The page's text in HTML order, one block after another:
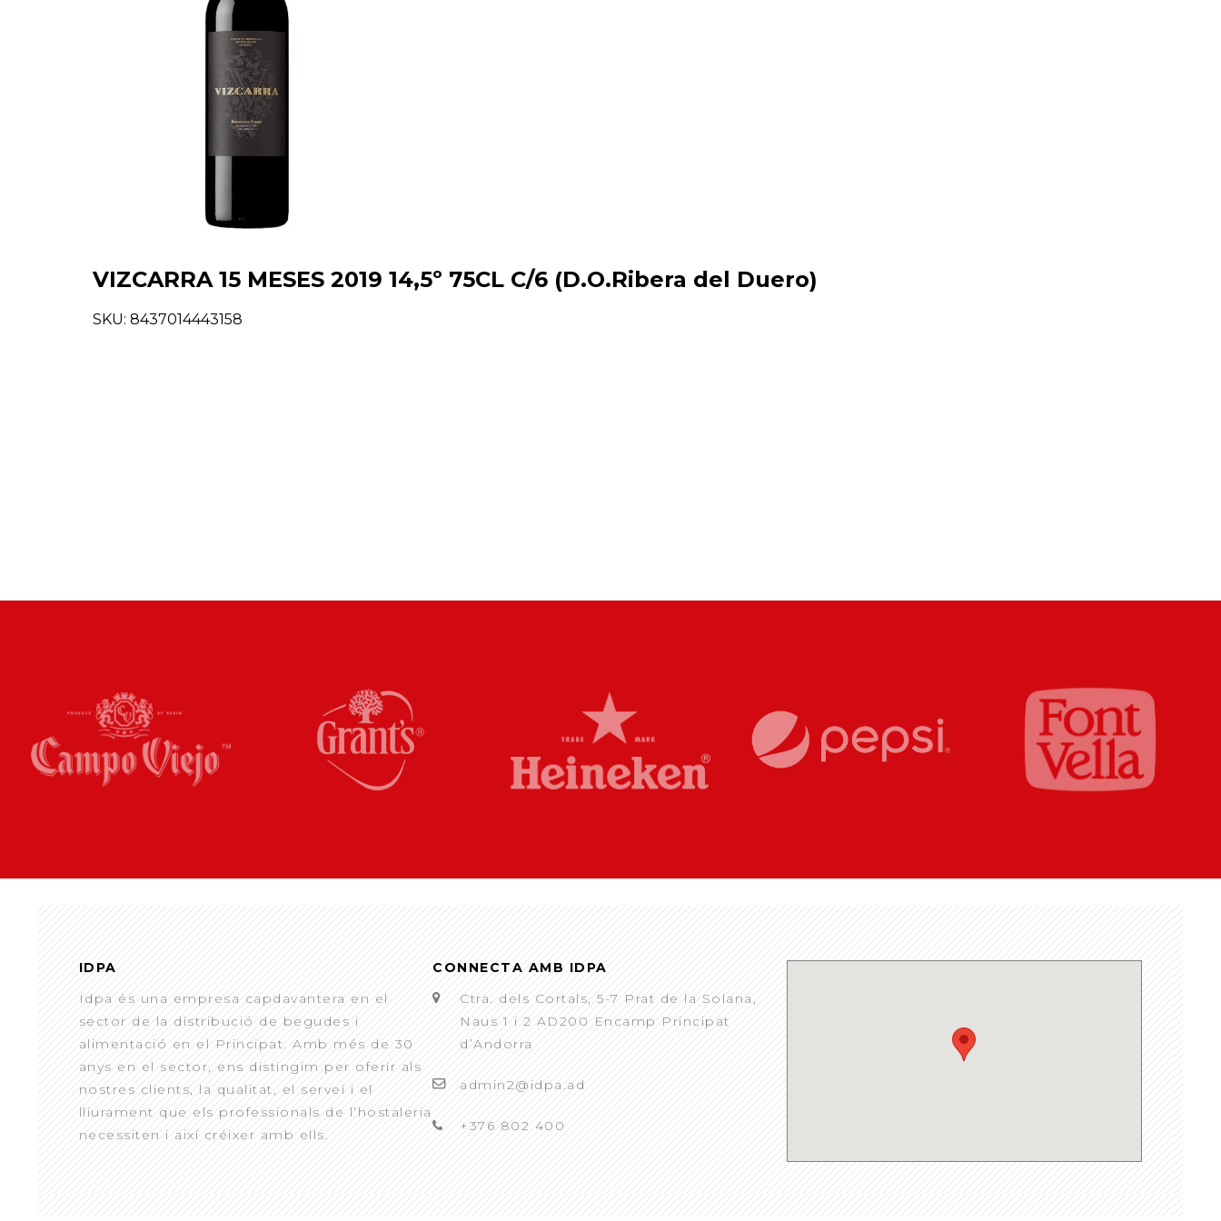
VIZCARRA 15 MESES 2019 14,5º 75CL C/6 (D.O.Ribera del Duero)
SKU: 8437014443158
IDPA
Idpa és una empresa capdavantera en el
sector de la distribució de begudes i
alimentació en el Principat. Amb més de 30
anys en el sector, ens distingim per oferir als
nostres clients, la qualitat, el servei i el
lliurament que els professionals de l’hostaleria
necessiten i així créixer amb ells.
CONNECTA AMB IDPA
Ctra. dels Cortals, 5-7 Prat de la Solana,
Naus 1 i 2 AD200 Encamp Principat
d’Andorra
admin2@idpa.ad
+376 802 400